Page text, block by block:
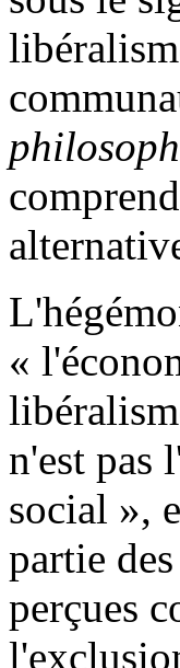
«
n'est pas
social »,
partie
perçues